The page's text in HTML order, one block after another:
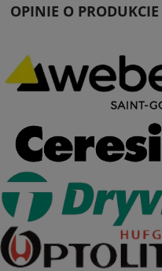
OPINIE O PRODUKCIE